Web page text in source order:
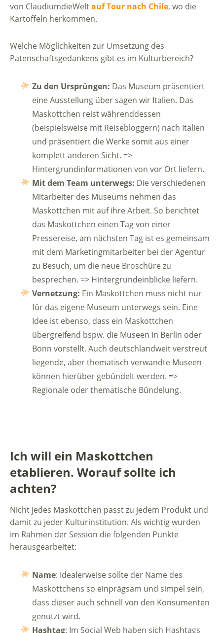
von ClaudiumdieWeltauf Tour nach Chile, wo die
Kartoffeln herkommen.
Welche Möglichkeiten zur Umsetzung des
Patenschaftsgedankens gibt es im Kulturbereich?
Zu den Ursprüngen: Das Museum präsentiert
eine Ausstellung über sagen wir Italien. Das
Maskottchen reist währenddessen
(beispielsweise mit Reisebloggern) nach Italien
und präsentiert die Werke somit aus einer
komplett anderen Sicht. =>
Hintergrundinformationen von vor Ort liefern.
Mit dem Team unterwegs: Die verschiedenen
Mitarbeiter des Museums nehmen das
Maskottchen mit auf ihre Arbeit. So berichtet
das Maskottchen einen Tag von einer
Pressereise, am nächsten Tag ist es gemeinsam
mit dem Marketingmitarbeiter bei der Agentur
zu Besuch, um die neue Broschüre zu
besprechen. => Hintergrundeinblicke liefern.
Vernetzung: Ein Maskottchen muss nicht nur
für das eigene Museum unterwegs sein. Eine
Idee ist ebenso, dass ein Maskottchen
übergreifend bspw. die Museen in Berlin oder
Bonn vorstellt. Auch deutschlandweit verstreut
liegende, aber thematisch verwandte Museen
können hierüber gebündelt werden. =>
Regionale oder thematische Bündelung.
Ich will ein Maskottchen
etablieren. Worauf sollte ich
achten?
Nicht jedes Maskottchen passt zu jedem Produkt und
damit zu jeder Kulturinstitution. Als wichtig wurden
im Rahmen der Session die folgenden Punkte
herausgearbeitet:
Name: Idealerweise sollte der Name des
Maskottchens so einprägsam und simpel sein,
dass dieser auch schnell von den Konsumenten
genutzt wird.
Hashtag: Im Social Web haben sich Hashtags